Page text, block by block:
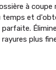
à coupe
temps et
plus